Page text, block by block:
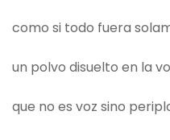
como si todo fuera
un polvo disuelto en la
que no es voz sino